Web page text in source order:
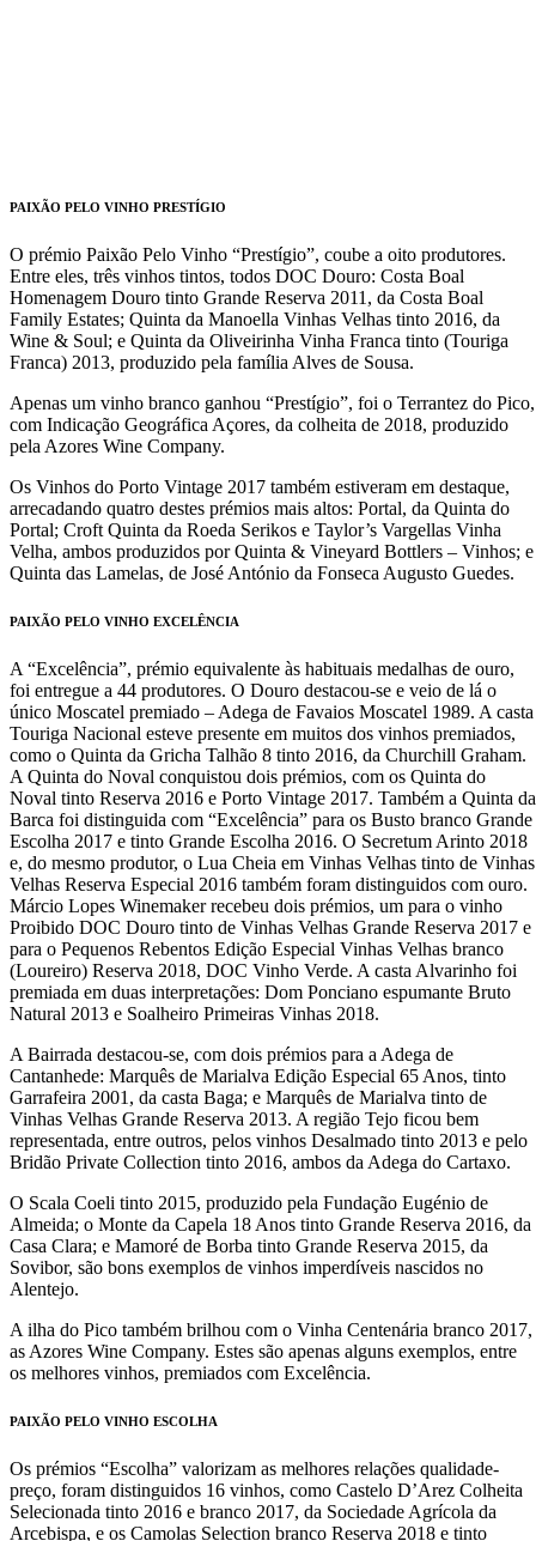
PAIXÃO PELO VINHO PRESTÍGIO
O prémio Paixão Pelo Vinho “Prestígio”, coube a oito produtores.
Entre eles, três vinhos tintos, todos DOC Douro: Costa Boal
Homenagem Douro tinto Grande Reserva 2011, da Costa Boal
Family Estates; Quinta da Manoella Vinhas Velhas tinto 2016, da
Wine & Soul; e Quinta da Oliveirinha Vinha Franca tinto (Touriga
Franca) 2013, produzido pela família Alves de Sousa.
Apenas um vinho branco ganhou “Prestígio”, foi o Terrantez do Pico,
com Indicação Geográfica Açores, da colheita de 2018, produzido
pela Azores Wine Company.
Os Vinhos do Porto Vintage 2017 também estiveram em destaque,
arrecadando quatro destes prémios mais altos: Portal, da Quinta do
Portal; Croft Quinta da Roeda Serikos e Taylor’s Vargellas Vinha
Velha, ambos produzidos por Quinta & Vineyard Bottlers – Vinhos; e
Quinta das Lamelas, de José António da Fonseca Augusto Guedes.
PAIXÃO PELO VINHO EXCELÊNCIA
A “Excelência”, prémio equivalente às habituais medalhas de ouro,
foi entregue a 44 produtores. O Douro destacou-se e veio de lá o
único Moscatel premiado – Adega de Favaios Moscatel 1989. A casta
Touriga Nacional esteve presente em muitos dos vinhos premiados,
como o Quinta da Gricha Talhão 8 tinto 2016, da Churchill Graham.
A Quinta do Noval conquistou dois prémios, com os Quinta do
Noval tinto Reserva 2016 e Porto Vintage 2017. Também a Quinta da
Barca foi distinguida com “Excelência” para os Busto branco Grande
Escolha 2017 e tinto Grande Escolha 2016. O Secretum Arinto 2018
e, do mesmo produtor, o Lua Cheia em Vinhas Velhas tinto de Vinhas
Velhas Reserva Especial 2016 também foram distinguidos com ouro.
Márcio Lopes Winemaker recebeu dois prémios, um para o vinho
Proibido DOC Douro tinto de Vinhas Velhas Grande Reserva 2017 e
para o Pequenos Rebentos Edição Especial Vinhas Velhas branco
(Loureiro) Reserva 2018, DOC Vinho Verde. A casta Alvarinho foi
premiada em duas interpretações: Dom Ponciano espumante Bruto
Natural 2013 e Soalheiro Primeiras Vinhas 2018.
A Bairrada destacou-se, com dois prémios para a Adega de
Cantanhede: Marquês de Marialva Edição Especial 65 Anos, tinto
Garrafeira 2001, da casta Baga; e Marquês de Marialva tinto de
Vinhas Velhas Grande Reserva 2013. A região Tejo ficou bem
representada, entre outros, pelos vinhos Desalmado tinto 2013 e pelo
Bridão Private Collection tinto 2016, ambos da Adega do Cartaxo.
O Scala Coeli tinto 2015, produzido pela Fundação Eugénio de
Almeida; o Monte da Capela 18 Anos tinto Grande Reserva 2016, da
Casa Clara; e Mamoré de Borba tinto Grande Reserva 2015, da
Sovibor, são bons exemplos de vinhos imperdíveis nascidos no
Alentejo.
A ilha do Pico também brilhou com o Vinha Centenária branco 2017,
as Azores Wine Company. Estes são apenas alguns exemplos, entre
os melhores vinhos, premiados com Excelência.
PAIXÃO PELO VINHO ESCOLHA
Os prémios “Escolha” valorizam as melhores relações qualidade-
preço, foram distinguidos 16 vinhos, como Castelo D’Arez Colheita
Selecionada tinto 2016 e branco 2017, da Sociedade Agrícola da
Arcebispa, e os Camolas Selection branco Reserva 2018 e tinto